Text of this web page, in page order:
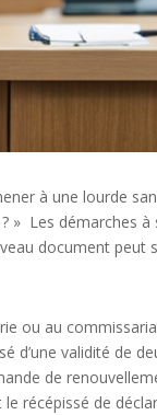
à une lourde
» Les démarches
document peut
ou au
d’une validité de
de
récépissé de